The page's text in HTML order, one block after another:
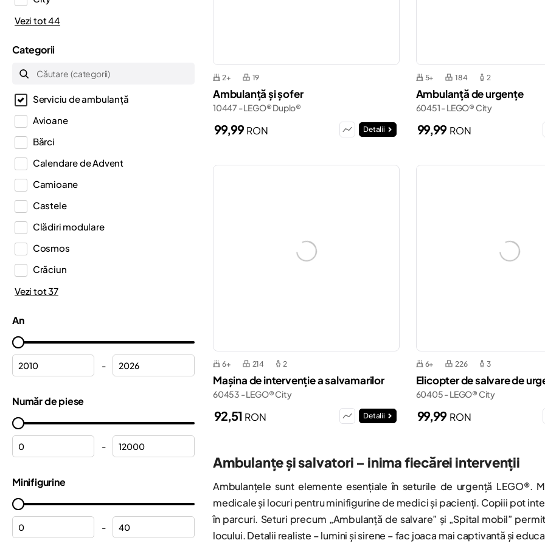
2+ 19
Ambulanță și șofer
10447 - LEGO® Duplo®
99,99RON Detalii
5+ 184 2
Ambulanță de urgențe
60451 - LEGO® City
99,99 RON
6+ 214 2
Mașina de intervenție a salvamarilor
60453 - LEGO® City
92,51 RON Detalii
6+ 226 3
Elicopter de salvare de
60405 - LEGO® City
99,99 RON
Ambulanțe și salvatori – inima fiecărei intervenții
Ambulanțele sunt elemente esențiale în seturile de urgență
medicale și locuri pentru minifigurine de medici și pacienți. Copiii pot
în parcuri. Seturi precum „Ambulanță de salvare” și „Spital mobil”
locului. Detalii realiste – lumini și sirene – fac joaca mai captivantă și
Classic
Disney™
Dots
DREAMZzz™
Duplo®
Editions
Education
Fortnite®
Friends
Harry Potter™
Icons
Indiana Jones™
Inne
Casa de Păpuși a lui Gabby
Marvel
Minions
Vezi tot 44
Categorii
Serviciu de ambulanță
Avioane
Bărci
Calendare de Advent
Camioane
Castele
Clădiri modulare
Cosmos
Crăciun
Căști
Ferrari
Flori
Formula 1
Hulk
Lamborghini
Macarale
Mașini
Vezi tot 37
An
-
Număr de piese
-
Minifigurine
-